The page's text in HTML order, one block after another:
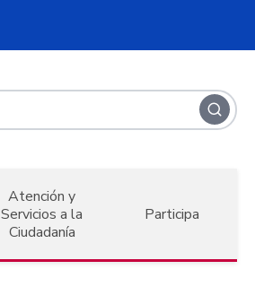
Atención y
Servicios a la
Ciudadanía
Participa